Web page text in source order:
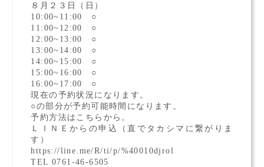
８月２３日（日）
10:00~11:00 ○
11:00~12:00 ○
12:00~13:00 ○
13:00~14:00 ○
14:00~15:00 ○
15:00~16:00 ○
16:00~17:00 ○
現在の予約状況になります。
○の部分が予約可能時間になります。
予約方法はこちらから。
ＬＩＮＥからの申込（直でタカシマに繋がりま
す）
https://line.me/R/ti/p/%40010djrol
TEL 0761-46-6505